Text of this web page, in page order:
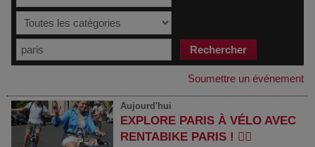
Soumettre un événement
Aujourd'hui
EXPLORE PARIS À VÉLO AVEC
RENTABIKE PARIS ! 🚴‍♂️